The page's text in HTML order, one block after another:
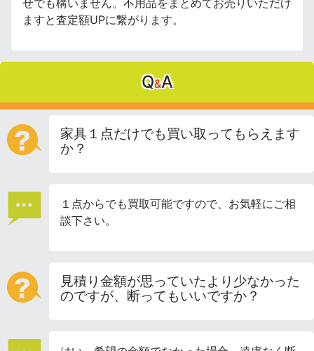
せでも構いません。不用品をまとめてお売りいただけ
ますと査定額UPに繋がります。
Q&A
家具１点だけでも買い取ってもらえます
か？
１点からでも買取可能ですので、お気軽にご相
談下さい。
見積り金額が思っていたより少なかった
のですが、断ってもいいですか？